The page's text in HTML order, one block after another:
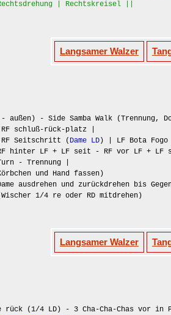
| Rechtskreisel ||
Langsamer Walzer
- Side Samba Walk (Trennung,
schluß-rück-platz |
Seitschritt ( Dame LD) | LF Bota Fogo
hinter LF + LF seit - RF vor LF + LF
- Trennung |
und Hand fassen)
ausdrehen und zurückdrehen bis
oder RD mitdrehen)
Langsamer Walzer
rück (1/4 LD) - 3 Cha-Cha-Chas vor in